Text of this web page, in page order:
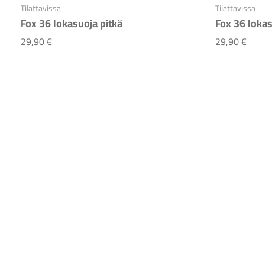
Tilattavissa
Fox 36 lokasuoja pitkä
29,90 €Fox 36 lokasuoja pitkä
Tilattavissa
Fox 36
29,90 €Fox